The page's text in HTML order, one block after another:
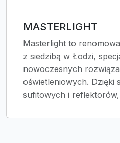
MASTERLIGHT
Masterlight to
z siedzibą w Łodzi,
nowoczesnych
oświetleniowych. Dzięki
sufitowych i